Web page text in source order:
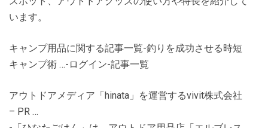
います。
キャンプ用品に関する記事一覧-釣りを成功させる時短
キャンプ術 …-ログイン-記事一覧
アウトドアメディア「hinata」を運営するvivit株式会社
– PR …